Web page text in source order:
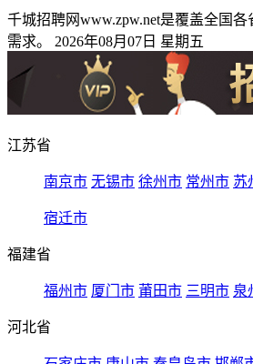
千城招聘网www.zpw.net是覆盖全国
需求。 2026年08月07日 星期五
江苏省
南京市 无锡市 徐州市 常州市 苏
宿迁市
福建省
福州市 厦门市 莆田市 三明市 泉
河北省